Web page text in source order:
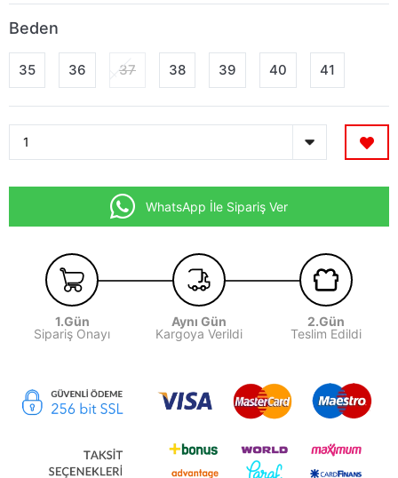
Beden
35 36 37 38 39 40 41
WhatsApp İle Sipariş Ver
1.Gün
Sipariş Onayı
Aynı Gün
Kargoya Verildi
2.Gün
Teslim Edildi